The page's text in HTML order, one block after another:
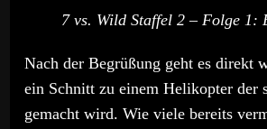
7 vs. Wild Staffel 2 – Folge 1:
Nach der Begrüßung geht es direkt
ein Schnitt zu einem Helikopter der
gemacht wird. Wie viele bereits